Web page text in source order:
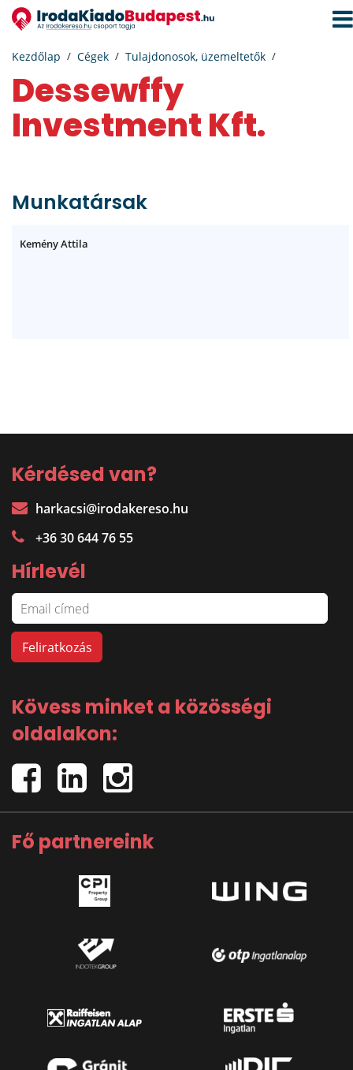
Kezdőlap Cégek Tulajdonosok, üzemeltetők
Dessewffy
Investment Kft.
Munkatársak
Kemény Attila
Kérdésed van?
harkacsi@irodakereso.hu
+36 30 644 76 55
Hírlevél
Kövess minket a közösségi
oldalakon:
Fő partnereink